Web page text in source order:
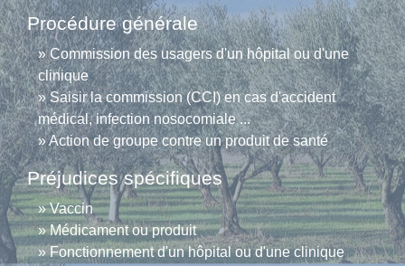
Procédure générale
Commission des usagers d'un hôpital ou d'une
clinique
Saisir la commission (CCI) en cas d'accident
médical, infection nosocomiale ...
Action de groupe contre un produit de santé
Préjudices spécifiques
Vaccin
Médicament ou produit
Fonctionnement d'un hôpital ou d'une clinique